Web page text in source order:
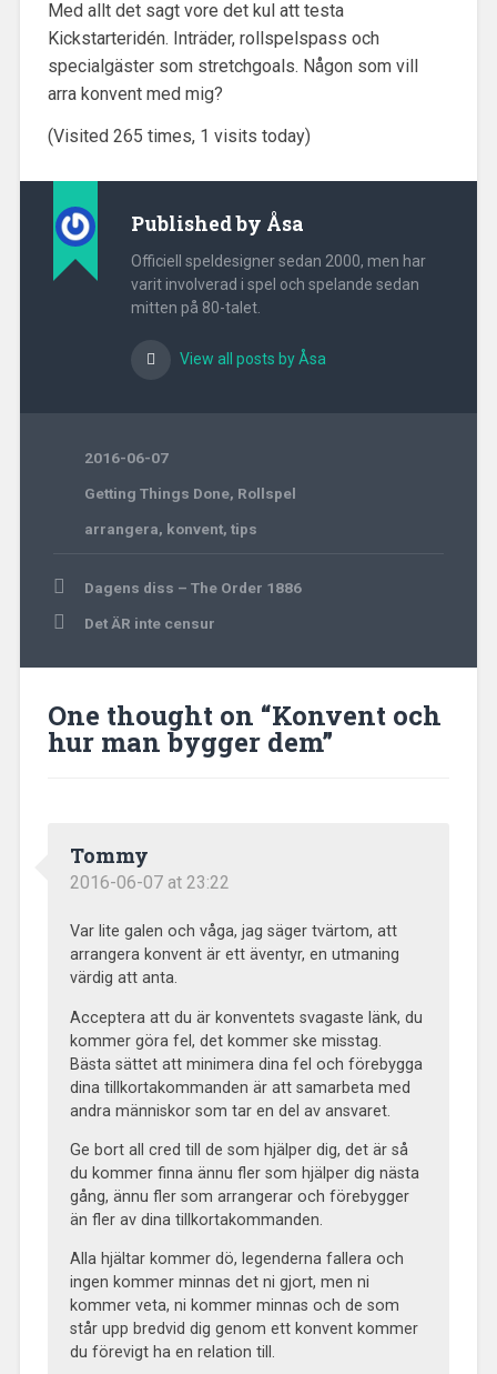
Med allt det sagt vore det kul att testa
Kickstarteridén. Inträder, rollspelspass och
specialgäster som stretchgoals. Någon som vill
arra konvent med mig?
(Visited 265 times, 1 visits today)
Published by Åsa
Officiell speldesigner sedan 2000, men har
varit involverad i spel och spelande sedan
mitten på 80-talet.
View all posts by Åsa
2016-06-07
Getting Things Done, Rollspel
arrangera, konvent, tips
Post
navigation
Dagens diss – The Order 1886
Det ÄR inte censur
One thought on “Konvent och
hur man bygger dem”
Tommy
2016-06-07 at 23:22
Var lite galen och våga, jag säger tvärtom, att
arrangera konvent är ett äventyr, en utmaning
värdig att anta.
Acceptera att du är konventets svagaste länk, du
kommer göra fel, det kommer ske misstag.
Bästa sättet att minimera dina fel och förebygga
dina tillkortakommanden är att samarbeta med
andra människor som tar en del av ansvaret.
Ge bort all cred till de som hjälper dig, det är så
du kommer finna ännu fler som hjälper dig nästa
gång, ännu fler som arrangerar och förebygger
än fler av dina tillkortakommanden.
Alla hjältar kommer dö, legenderna fallera och
ingen kommer minnas det ni gjort, men ni
kommer veta, ni kommer minnas och de som
står upp bredvid dig genom ett konvent kommer
du förevigt ha en relation till.